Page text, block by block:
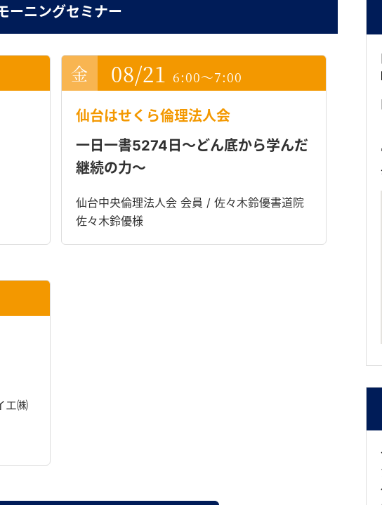
ーニングセミナー
08/216:00～7:00
仙台はせくら倫理法人会
一日一書5274日～どん底から学んだ
継続の力～
仙台中央倫理法人会 会員 / 佐々木鈴優書道院
佐々木鈴優様
エ㈱